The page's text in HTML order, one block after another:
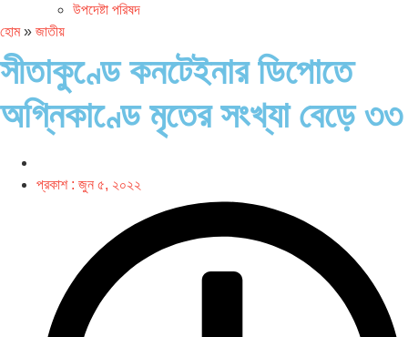
উপদেষ্টা পরিষদ
হোম» জাতীয়
সীতাকুণ্ডে কনটেইনার ডিপোতে
অগ্নিকাণ্ডে মৃতের সংখ্যা বেড়ে ৩৩
প্রকাশ : জুন ৫, ২০২২